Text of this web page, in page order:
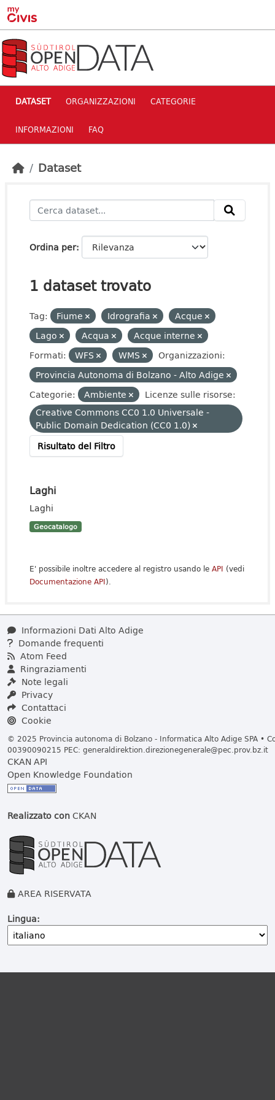
Skip to main content
DATASET ORGANIZZAZIONI CATEGORIE
INFORMAZIONI FAQ
Dataset
Ordina per
1 dataset trovato
Tag: Fiume Idrografia
Acque
Lago
Acqua
Acque interne
Formati:
WFS WMS
Organizzazioni:
Provincia Autonoma di Bolzano - Alto Adige
Categorie:
Ambiente
Licenze sulle risorse:
Creative Commons CC0 1.0 Universale -
Public Domain Dedication (CC0 1.0)
Risultato del Filtro
Laghi
Laghi
Geocatalogo
E' possibile inoltre accedere al registro usando le API (vedi
Documentazione API).
Informazioni Dati Alto Adige
Domande frequenti
Atom Feed
Ringraziamenti
Note legali
Privacy
Contattaci
Cookie
© 2025 Provincia autonoma di Bolzano - Informatica Alto Adige SPA •
00390090215 PEC: generaldirektion.direzionegenerale@pec.prov.bz.it
CKAN API
Open Knowledge Foundation
Realizzato conCKAN
AREA RISERVATA
Lingua